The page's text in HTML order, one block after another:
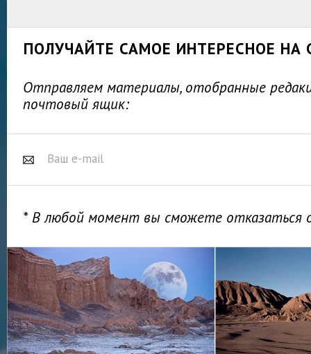
ПОЛУЧАЙТЕ САМОЕ ИНТЕРЕСНОЕ НА
Отправляем материалы, отобранные
почтовый ящик:
* В любой момент вы сможете отказаться